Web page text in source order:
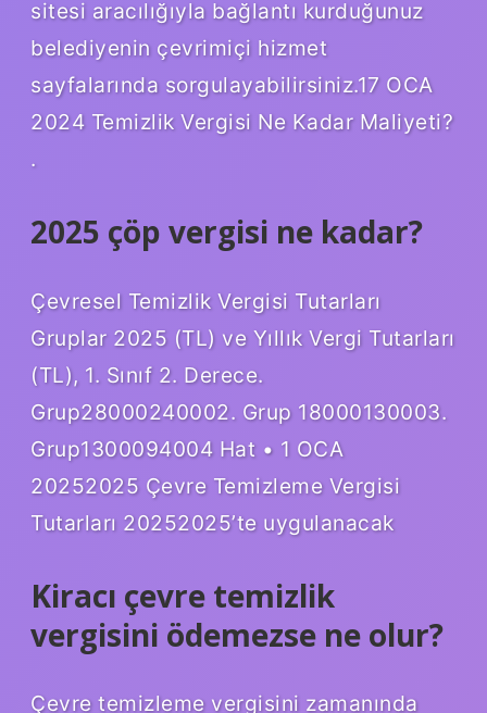
sitesi aracılığıyla bağlantı kurduğunuz
belediyenin çevrimiçi hizmet
sayfalarında sorgulayabilirsiniz.17 OCA
2024 Temizlik Vergisi Ne Kadar Maliyeti?
.
2025 çöp vergisi ne kadar?
Çevresel Temizlik Vergisi Tutarları
Gruplar 2025 (TL) ve Yıllık Vergi Tutarları
(TL), 1. Sınıf 2. Derece.
Grup28000240002. Grup 18000130003.
Grup1300094004 Hat • 1 OCA
20252025 Çevre Temizleme Vergisi
Tutarları 20252025’te uygulanacak
Kiracı çevre temizlik
vergisini ödemezse ne olur?
Çevre temizleme vergisini zamanında